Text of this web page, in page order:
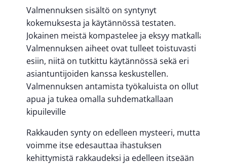
Valmennuksen sisältö on syntynyt
kokemuksesta ja käytännössä testaten.
Jokainen meistä kompastelee ja eksyy matkalla.
Valmennuksen aiheet ovat tulleet toistuvasti
esiin, niitä on tutkittu käytännössä sekä eri
asiantuntijoiden kanssa keskustellen.
Valmennuksen antamista työkaluista on ollut
apua ja tukea omalla suhdematkallaan
kipuileville
Rakkauden synty on edelleen mysteeri, mutta
voimme itse edesauttaa ihastuksen
kehittymistä rakkaudeksi ja edelleen itseään